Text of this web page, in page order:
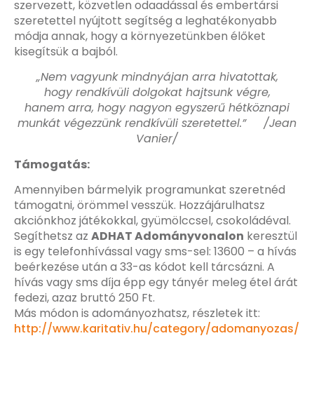
szervezett, közvetlen odaadással és embertársi
szeretettel nyújtott segítség a leghatékonyabb
módja annak, hogy a környezetünkben élőket
kisegítsük a bajból.
„Nem vagyunk mindnyájan arra hivatottak,
hogy rendkívüli dolgokat hajtsunk végre,
hanem arra, hogy nagyon egyszerű hétköznapi
munkát végezzünk rendkívüli szeretettel.” /Jean
Vanier/
Támogatás:
Amennyiben bármelyik programunkat szeretnéd
támogatni, örömmel vesszük. Hozzájárulhatsz
akciónkhoz játékokkal, gyümölccsel, csokoládéval.
Segíthetsz az ADHAT Adományvonalon keresztül
is egy telefonhívással vagy sms-sel: 13600 – a hívás
beérkezése után a 33-as kódot kell tárcsázni. A
hívás vagy sms díja épp egy tányér meleg étel árát
fedezi, azaz bruttó 250 Ft.
Más módon is adományozhatsz, részletek itt:
http://www.karitativ.hu/category/adomanyozas/